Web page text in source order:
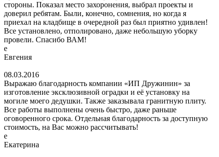
стороны. Показал место захоронения, выбрал проекты и
доверил ребятам. Были, конечно, сомнения, но когда я
приехал на кладбище в очередной раз был приятно удивлен!
Все установлено, отполировано, даже небольшую уборку
провели. Спасибо ВАМ!
е
Евгения
08.03.2016
Выражаю благодарность компании «ИП Дружинин» за
изготовление эксклюзивной оградки и её установку на
могиле моего дедушки. Также заказывала гранитную плиту.
Все работы выполнены очень быстро, даже раньше
оговоренного срока. Отдельная благодарность за доступную
стоимость, на Вас можно рассчитывать!
е
Екатерина